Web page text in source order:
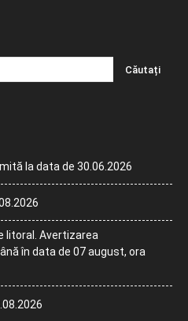
la data de 30.06.2026
litoral. Avertizarea
în data de 07 august, ora